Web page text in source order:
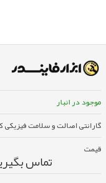
موجود در انبار
گارانتی اصالت و سلامت فیزیکی
قیمت
تماس